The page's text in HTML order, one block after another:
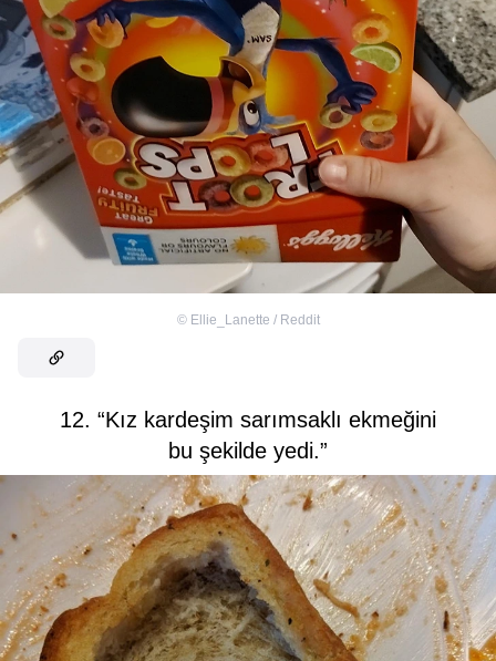
© Ellie_Lanette / Reddit
12. “Kız kardeşim sarımsaklı ekmeğini
bu şekilde yedi.”